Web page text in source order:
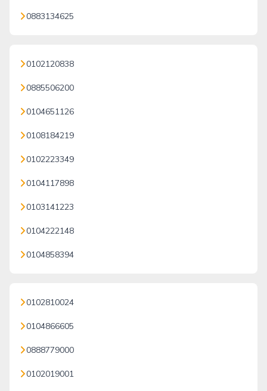
0883134625
0102120838
0885506200
0104651126
0108184219
0102223349
0104117898
0103141223
0104222148
0104858394
0102810024
0104866605
0888779000
0102019001